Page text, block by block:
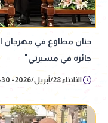
حنان مطاوع في مهرجان
جائزة في مسيرتي"
الثلاثاء 28/أبريل/2026 - 01:30 ص